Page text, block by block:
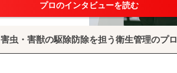
プロのインタビューを読む
害虫・害獣の駆除防除を担う衛生管理のプロ